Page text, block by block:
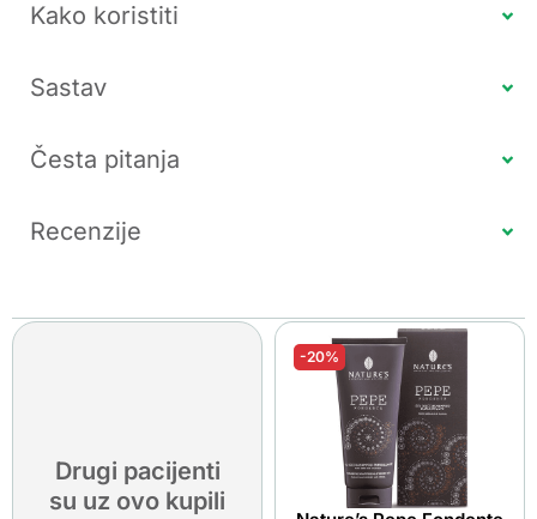
Kako koristiti
Sastav
Česta pitanja
Recenzije
Drugi pacijenti
su uz ovo kupili
-20%